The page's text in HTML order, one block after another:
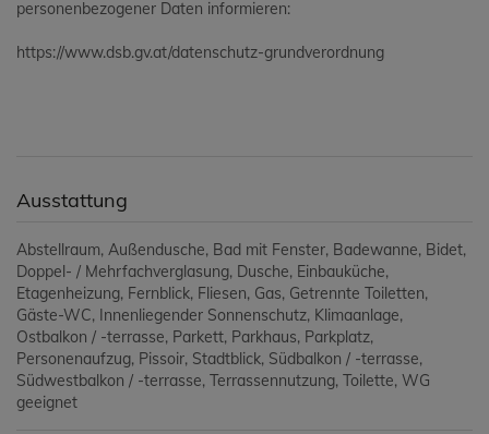
personenbezogener Daten informieren:
https://www.dsb.gv.at/datenschutz-grundverordnung
Ausstattung
Abstellraum Außendusche Bad mit Fenster Badewanne Bidet
Doppel- / Mehrfachverglasung Dusche Einbauküche
Etagenheizung Fernblick Fliesen Gas Getrennte Toiletten
Gäste-WC
Innenliegender Sonnenschutz Klimaanlage
Ostbalkon / -terrasse Parkett Parkhaus Parkplatz
Personenaufzug Pissoir Stadtblick Südbalkon / -terrasse
Südwestbalkon / -terrasse Terrassennutzung Toilette WG
geeignet